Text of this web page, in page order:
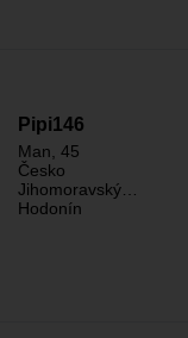
Pipi146
Man , 45
Česko
Jihomoravský…
Hodonín